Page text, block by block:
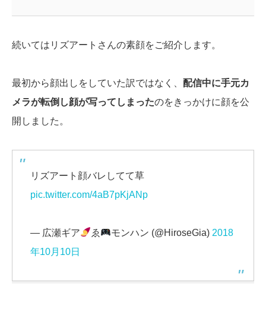
続いてはリズアートさんの素顔をご紹介します。
最初から顔出しをしていた訳ではなく、 配信中に手元カ
メラが転倒し顔が写ってしまったのをきっかけに顔を公
開しました。
リズアート顔バレしてて草
pic.twitter.com/4aB7pKjANp
— 広瀬ギア ゑ モンハン (@HiroseGia) 2018
年10月10日